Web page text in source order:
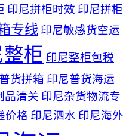
印尼拼柜时效 印尼拼柜
专线 印尼敏感货空运
柜 印尼整柜包税
货拼箱 印尼普货海运
品清关 印尼杂货物流专
价格 印尼泗水 印尼海外